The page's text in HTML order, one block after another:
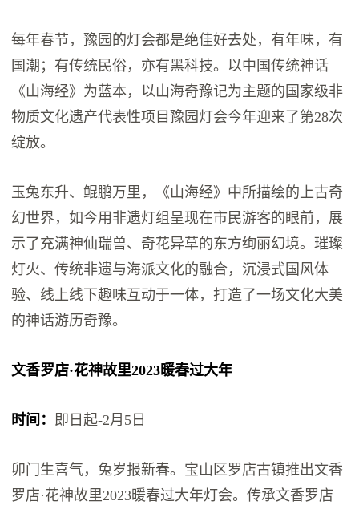
每年春节，豫园的灯会都是绝佳好去处，有年味，有
国潮；有传统民俗，亦有黑科技。以中国传统神话
《山海经》为蓝本，以山海奇豫记为主题的国家级非
物质文化遗产代表性项目豫园灯会今年迎来了第28次
绽放。
玉兔东升、鲲鹏万里，《山海经》中所描绘的上古奇
幻世界，如今用非遗灯组呈现在市民游客的眼前，展
示了充满神仙瑞兽、奇花异草的东方绚丽幻境。璀璨
灯火、传统非遗与海派文化的融合，沉浸式国风体
验、线上线下趣味互动于一体，打造了一场文化大美
的神话游历奇豫。
文香罗店·花神故里2023暖春过大年
时间： 即日起-2月5日
卯门生喜气，兔岁报新春。宝山区罗店古镇推出文香
罗店·花神故里2023暖春过大年灯会。传承文香罗店